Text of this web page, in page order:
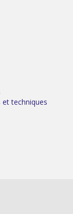
et techniques